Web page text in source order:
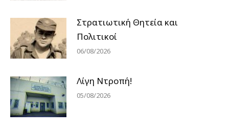
Στρατιωτική Θητεία και
Πολιτικοί
06/08/2026
Λίγη Ντροπή!
05/08/2026